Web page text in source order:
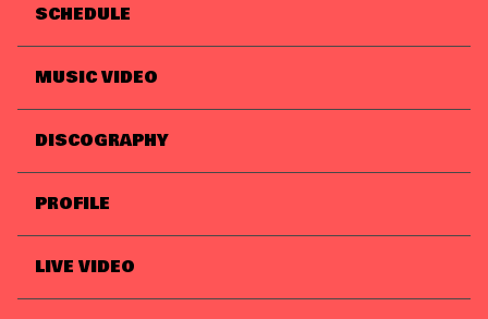
SCHEDULE
MUSIC VIDEO
DISCOGRAPHY
PROFILE
LIVE VIDEO